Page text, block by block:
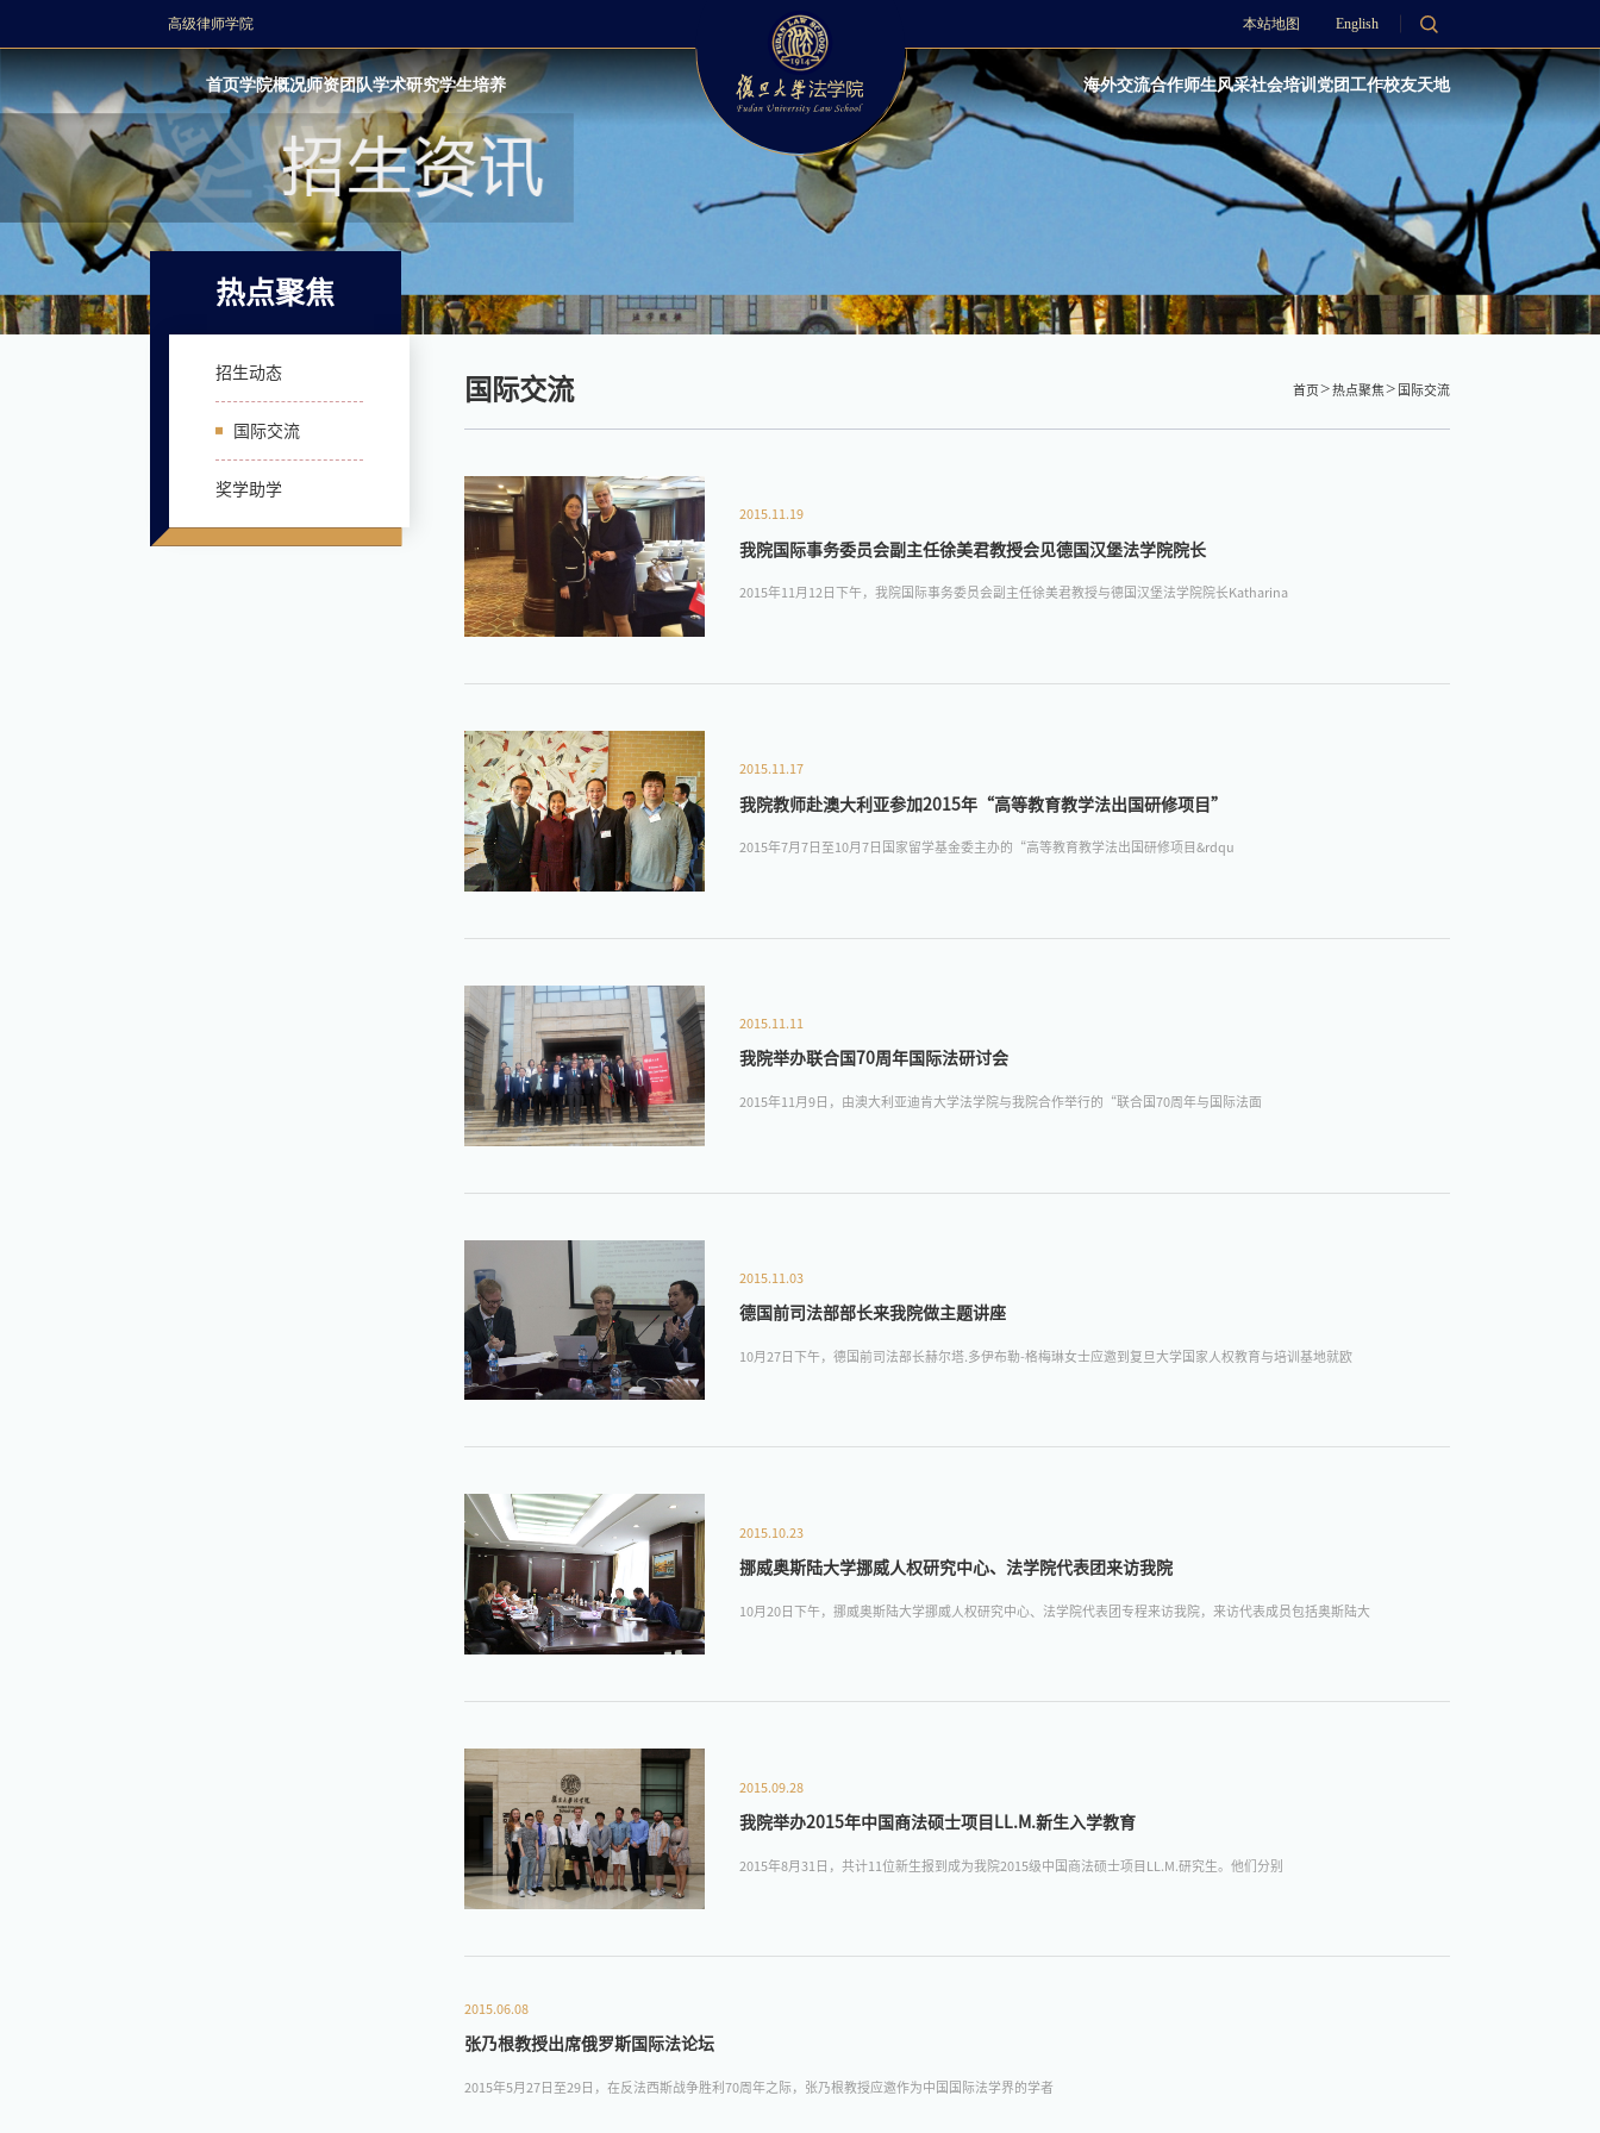
高级律师学院 本站地图 English
首页学院概况师资团队学术研究学生培养 海外交流合作师生风采社会培训党团工作校友天地
热点聚焦
招生动态
国际交流
奖学助学
国际交流 首页 热点聚焦 国际交流
2015.11.19
我院国际事务委员会副主任徐美君教授会见德国汉堡法学院院长
2015年11月12日下午，我院国际事务委员会副主任徐美君教授与德国汉堡法学院院长Katharina
2015.11.17
我院教师赴澳大利亚参加2015年“高等教育教学法出国研修项目”
2015年7月7日至10月7日国家留学基金委主办的“高等教育教学法出国研修项目&rdqu
2015.11.11
我院举办联合国70周年国际法研讨会
2015年11月9日，由澳大利亚迪肯大学法学院与我院合作举行的“联合国70周年与国际法面
2015.11.03
德国前司法部部长来我院做主题讲座
10月27日下午，德国前司法部长赫尔塔.多伊布勒-格梅琳女士应邀到复旦大学国家人权教育与培训基地就欧
2015.10.23
挪威奥斯陆大学挪威人权研究中心、法学院代表团来访我院
10月20日下午，挪威奥斯陆大学挪威人权研究中心、法学院代表团专程来访我院，来访代表成员包括奥斯陆大
2015.09.28
我院举办2015年中国商法硕士项目LL.M.新生入学教育
2015年8月31日，共计11位新生报到成为我院2015级中国商法硕士项目LL.M.研究生。他们分别
2015.06.08
张乃根教授出席俄罗斯国际法论坛
2015年5月27日至29日，在反法西斯战争胜利70周年之际，张乃根教授应邀作为中国国际法学界的学者